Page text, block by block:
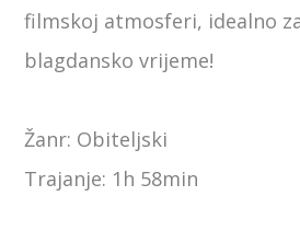
filmskoj atmosferi, idealno
blagdansko vrijeme!
Žanr: Obiteljski
Trajanje: 1h 58min